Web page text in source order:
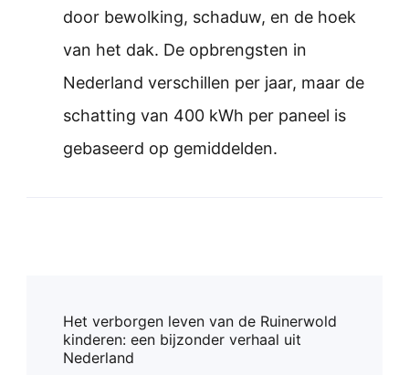
door bewolking, schaduw, en de hoek
van het dak. De opbrengsten in
Nederland verschillen per jaar, maar de
schatting van 400 kWh per paneel is
gebaseerd op gemiddelden.
Navigation
Het verborgen leven van de Ruinerwold
kinderen: een bijzonder verhaal uit
Nederland